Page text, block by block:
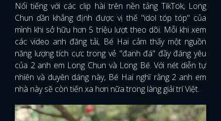
Nổi tiếng với các clip hài trên nền tảng TikTok, Long
Chun dần khẳng định được vị thế "idol tóp tóp" của
mình khi sở hữu hơn 5 triệu lượt theo dõi. Mỗi khi xem
các video anh đăng tải, Bé Hai cảm thấy một nguồn
năng lượng tích cực trong vẻ "đanh đá" đầy đáng yêu
của 2 anh em Long Chun và Long Bé. Với nét diễn tự
nhiên và duyên dáng này, Bé Hai nghĩ rằng 2 anh em
nhà này sẽ còn tiến xa hơn nữa trong làng giải trí Việt.